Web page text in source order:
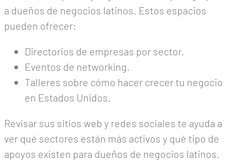
a dueños de negocios latinos. Estos espacios
pueden ofrecer:
Directorios de empresas por sector.
Eventos de networking.
Talleres sobre cómo hacer crecer tu negocio
en Estados Unidos.
Revisar sus sitios web y redes sociales te ayuda a
ver qué sectores están más activos y qué tipo de
apoyos existen para dueños de negocios latinos.